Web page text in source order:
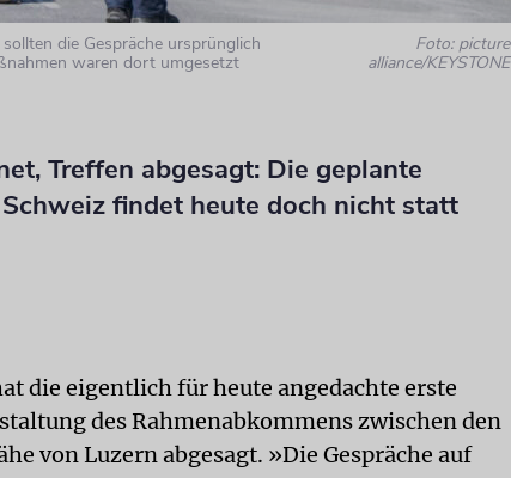
die Gespräche ursprünglich
waren dort umgesetzt
Foto: picture
alliance/KEYSTONE
Treffen abgesagt: Die geplante
findet heute doch nicht statt
die eigentlich für heute angedachte erste
des Rahmenabkommens zwischen den
von Luzern abgesagt. »Die Gespräche auf